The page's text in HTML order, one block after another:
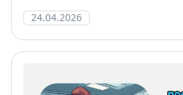
24.04.2026